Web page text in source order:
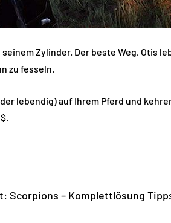
Zylinder. Der beste Weg, Otis
zu fesseln.
lebendig) auf Ihrem Pferd und
Scorpions – Komplettlösung